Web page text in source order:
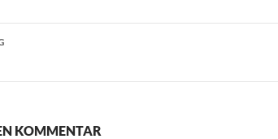
KOMMENTAR